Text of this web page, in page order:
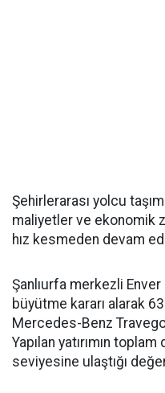
Şehirlerarası yolcu
maliyetler ve ekonomik
hız kesmeden devam
Şanlıurfa merkezli
büyütme kararı alarak
Mercedes-Benz
Yapılan yatırımın
seviyesine ulaştığı